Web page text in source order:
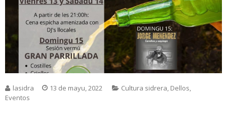
lasidra 13 de mayu, 2022 Cultura sidrera, Dellos,
Eventos